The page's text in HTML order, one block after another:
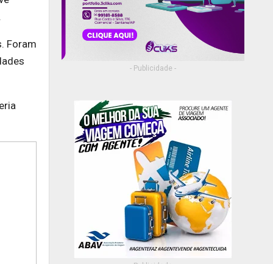
Foram
- Publicidade -